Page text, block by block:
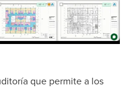
que permite a los